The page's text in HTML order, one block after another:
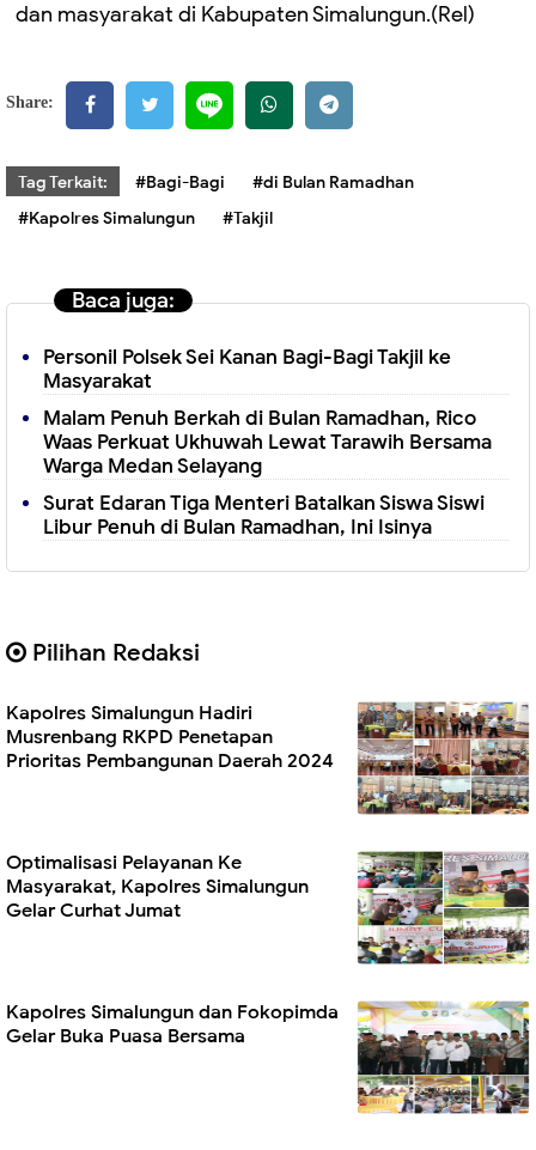
dan masyarakat di Kabupaten Simalungun.(Rel)
Share:
Tag Terkait: #Bagi-Bagi
#di Bulan Ramadhan
#Kapolres Simalungun
#Takjil
Baca juga:
Personil Polsek Sei Kanan Bagi-Bagi Takjil ke
Masyarakat
Malam Penuh Berkah di Bulan Ramadhan, Rico
Waas Perkuat Ukhuwah Lewat Tarawih Bersama
Warga Medan Selayang
Surat Edaran Tiga Menteri Batalkan Siswa Siswi
Libur Penuh di Bulan Ramadhan, Ini Isinya
Pilihan Redaksi
Kapolres Simalungun Hadiri
Musrenbang RKPD Penetapan
Prioritas Pembangunan Daerah 2024
Optimalisasi Pelayanan Ke
Masyarakat, Kapolres Simalungun
Gelar Curhat Jumat
Kapolres Simalungun dan Fokopimda
Gelar Buka Puasa Bersama